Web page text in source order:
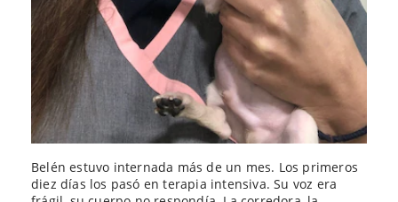
Belén estuvo internada más de un mes. Los primeros
diez días los pasó en terapia intensiva. Su voz era